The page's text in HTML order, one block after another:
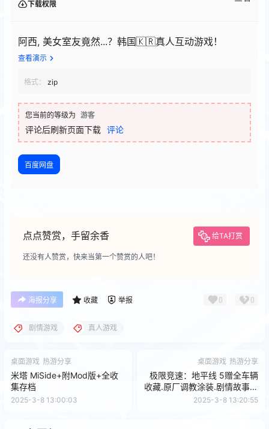
下载权限
阿西, 美女室友竟然...？韩国🇰🇷真人互动游戏！
查看演示
格式： zip
您当前的等级为 游客
评论后刷新页面下载 评论
百度网盘
点点赞赏，手留余香 给TA打赏
还没有人赞赏，快来当第一个赞赏的人吧！
海报分享 收藏 举报 0 0
剧情游戏 真人游戏
桌面游戏 热游分享
米塔 MiSide+附Mod版+全收
集存档
2025-3-8 13:00:03
桌面游戏 热游分享
极限竞速：地平线 5赠全车辆
收藏.原厂调教涂装.剧情故事全
三星.DLC全通存档
2025-3-8 13:20:55